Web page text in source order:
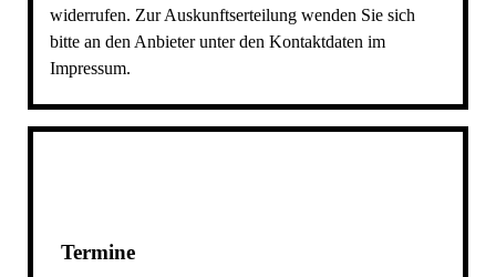
widerrufen. Zur Auskunftserteilung wenden Sie sich
bitte an den Anbieter unter den Kontaktdaten im
Impressum.
Termine